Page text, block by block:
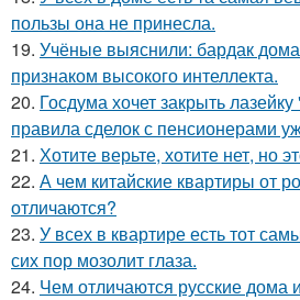
пользы она не принесла.
19. Учёные выяснили: бардак
признаком высокого интеллекта.
20. Госдума хочет закрыть
правила сделок с пенсионерами
21. Хотите верьте, хотите нет, но
22. А чем китайские квартиры от
отличаются?
23. У всех в квартире есть тот
сих пор мозолит глаза.
24. Чем отличаются русские дома